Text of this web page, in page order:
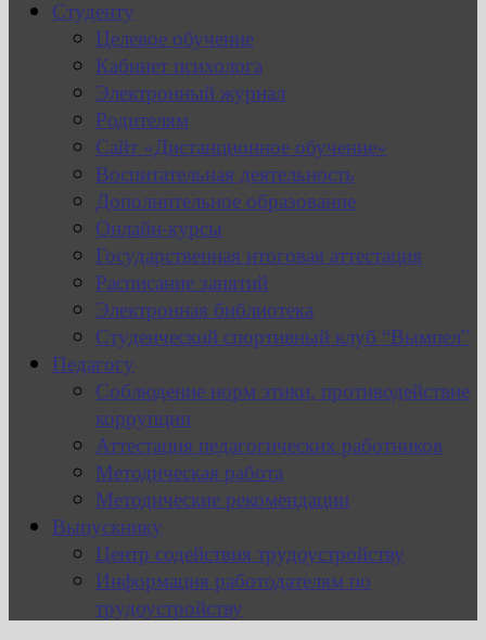
Студенту
Целевое обучение
Кабинет психолога
Электронный журнал
Родителям
Сайт «Дистанционное обучение»
Воспитательная деятельность
Дополнительное образование
Онлайн-курсы
Государственная итоговая аттестация
Расписание занятий
Электронная библиотека
Студенческий спортивный клуб “Вымпел”
Педагогу
Соблюдение норм этики, противодействие
коррупции
Аттестация педагогических работников
Методическая работа
Методические рекомендации
Выпускнику
Центр содействия трудоустройству
Информация работодателям по
трудоустройству